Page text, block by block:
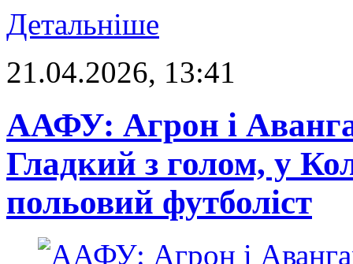
Детальніше
21.04.2026, 13:41
ААФУ: Агрон і
Гладкий з голом, у
польовий футболіст